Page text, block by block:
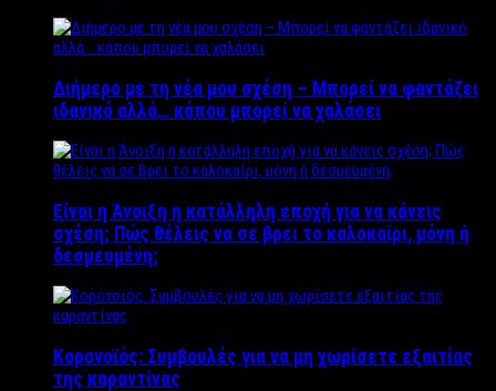
Διήμερο με τη νέα μου σχέση – Μπορεί να φαντάζει
ιδανικό αλλά… κάπου μπορεί να χαλάσει
Είναι η Άνοιξη η κατάλληλη εποχή για να κάνεις
σχέση; Πώς θέλεις να σε βρει το καλοκαίρι, μόνη ή
δεσμευμένη;
Κορονοϊός: Συμβουλές για να μη χωρίσετε εξαιτίας
της καραντίνας